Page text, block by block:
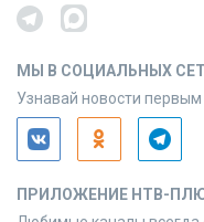
МЫ В СОЦИАЛЬНЫХ
Узнавай новости первым
ПРИЛОЖЕНИЕ НТВ-